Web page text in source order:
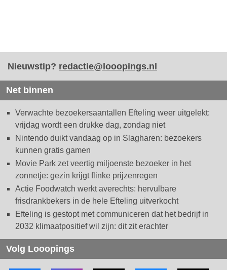
Nieuwstip? redactie@looopings.nl
Net binnen
Verwachte bezoekersaantallen Efteling weer uitgelekt:
vrijdag wordt een drukke dag, zondag niet
Nintendo duikt vandaag op in Slagharen: bezoekers
kunnen gratis gamen
Movie Park zet veertig miljoenste bezoeker in het
zonnetje: gezin krijgt flinke prijzenregen
Actie Foodwatch werkt averechts: hervulbare
frisdrankbekers in de hele Efteling uitverkocht
Efteling is gestopt met communiceren dat het bedrijf in
2032 klimaatpositief wil zijn: dit zit erachter
Volg Looopings